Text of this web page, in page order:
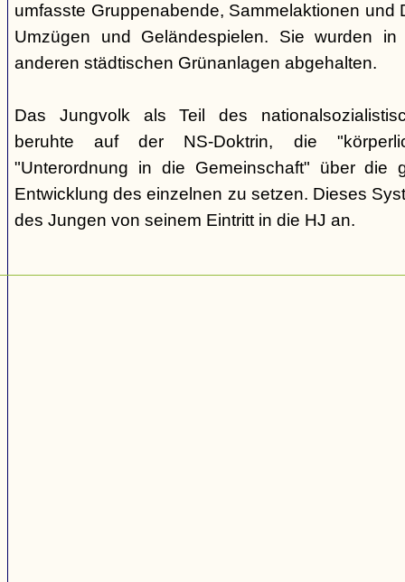
umfasste Gruppenabende, Sammelaktionen und
Umzügen und Geländespielen. Sie wurden
anderen städtischen Grünanlagen abgehalten.
Das Jungvolk als Teil des
beruhte auf der NS-Doktrin, die
"Unterordnung in die Gemeinschaft" über die
Entwicklung des einzelnen zu setzen. Dieses
des Jungen von seinem Eintritt in die HJ an.